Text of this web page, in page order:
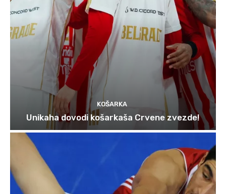
KOŠARKA
Unikaha dovodi košarkaša Crvene zvezde!